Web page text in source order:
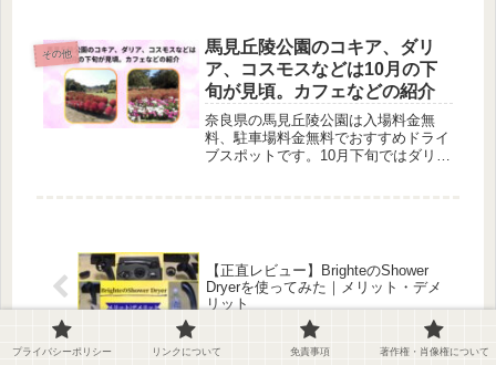
その他
馬見丘陵公園のコキア、ダリ
ア、コスモスなどは10月の下
旬が見頃。カフェなどの紹介
奈良県の馬見丘陵公園は入場料金無
料、駐車場料金無料でおすすめドライ
ブスポットです。10月下旬ではダリア
【正直レビュー】BrighteのShower
Dryerを使ってみた｜メリット・デメ
リット
プライバシーポリシー リンクについて 免責事項 著作権・肖像権について